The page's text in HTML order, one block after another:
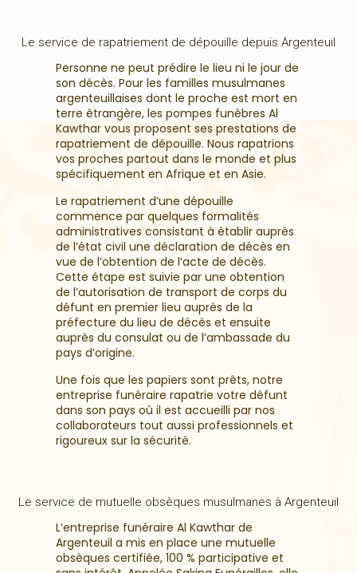
Le service de rapatriement de dépouille depuis Argenteuil
Personne ne peut prédire le lieu ni le jour de
son décès. Pour les familles musulmanes
argenteuillaises dont le proche est mort en
terre étrangère, les pompes funèbres Al
Kawthar vous proposent ses prestations de
rapatriement de dépouille. Nous rapatrions
vos proches partout dans le monde et plus
spécifiquement en Afrique et en Asie.
Le rapatriement d’une dépouille
commence par quelques formalités
administratives consistant à établir auprès
de l’état civil une déclaration de décès en
vue de l’obtention de l’acte de décès.
Cette étape est suivie par une obtention
de l’autorisation de transport de corps du
défunt en premier lieu auprès de la
préfecture du lieu de décès et ensuite
auprès du consulat ou de l’ambassade du
pays d’origine.
Une fois que les papiers sont prêts, notre
entreprise funéraire rapatrie votre défunt
dans son pays où il est accueilli par nos
collaborateurs tout aussi professionnels et
rigoureux sur la sécurité.
Le service de mutuelle obsèques musulmanes à Argenteuil
L’entreprise funéraire Al Kawthar de
Argenteuil a mis en place une mutuelle
obsèques certifiée, 100 % participative et